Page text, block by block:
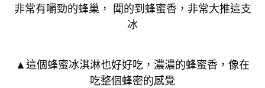
非常有嚼勁的蜂巢， 聞的到蜂蜜香，非常大推這支
冰
▲這個蜂蜜冰淇淋也好好吃，濃濃的蜂蜜香，像在
吃整個蜂密的感覺